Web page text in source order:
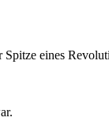
eines